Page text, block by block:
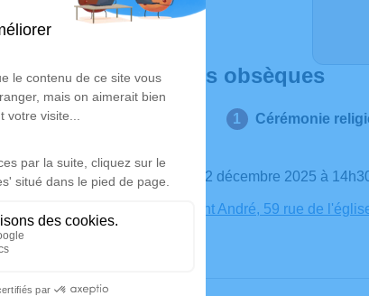
Déroulé des obsèques
Cérémonie
Le mardi 02 décembre 2025 à
Église Saint André, 59 rue de